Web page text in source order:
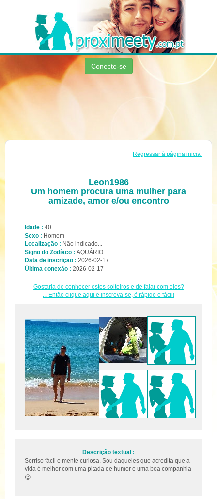
Conecte-se
Regressar à página inicial
Leon1986
Um homem procura uma mulher para
amizade, amor e/ou encontro
Idade : 40
Sexo : Homem
Localização : Não indicado...
Signo do Zodíaco : AQUÁRIO
Data de inscrição : 2026-02-17
Última conexão : 2026-02-17
Gostaria de conhecer estes solteiros e de falar com eles?
... Então clique aqui e inscreva-se, é rápido e fácil!
Descrição textual :
Sorriso fácil e mente curiosa. Sou daqueles que acredita que a
vida é melhor com uma pitada de humor e uma boa companhia
😉